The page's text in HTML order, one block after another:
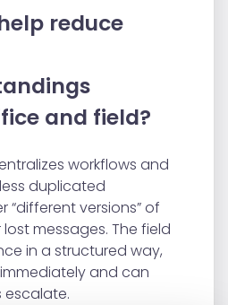
reduce
and field?
workflows and
duplicated
“different versions” of
messages. The field
in a structured way,
and can
escalate.